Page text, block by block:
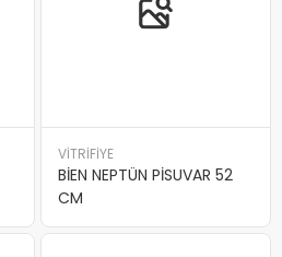
VİTRİFİYE
BİEN NEPTÜN PİSUVAR 52
CM